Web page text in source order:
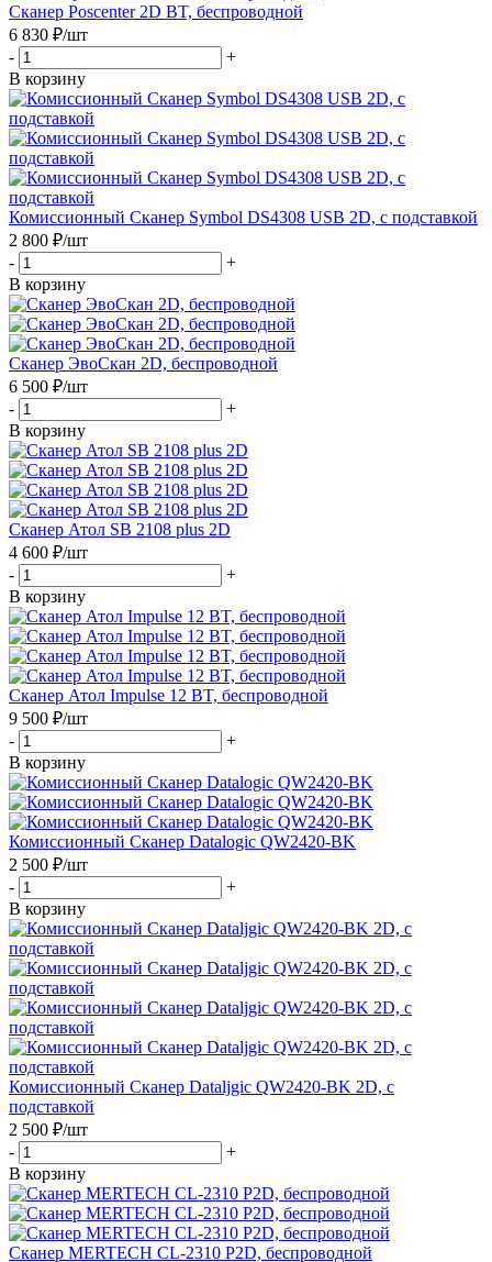
Сканер Poscenter 2D BT, беспроводной
6 830 ₽/шт
-
+
В корзину
Комиссионный Сканер Symbol DS4308 USB 2D, с подставкой
2 800 ₽/шт
-
+
В корзину
Сканер ЭвоСкан 2D, беспроводной
6 500 ₽/шт
-
+
В корзину
Сканер Атол SB 2108 plus 2D
4 600 ₽/шт
-
+
В корзину
Сканер Атол Impulse 12 BT, беспроводной
9 500 ₽/шт
-
+
В корзину
Комиссионный Сканер Datalogic QW2420-BK
2 500 ₽/шт
-
+
В корзину
Комиссионный Сканер Dataljgic QW2420-BK 2D, с
подставкой
2 500 ₽/шт
-
+
В корзину
Сканер MERTECH CL-2310 P2D, беспроводной